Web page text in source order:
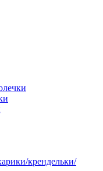
крендельки/